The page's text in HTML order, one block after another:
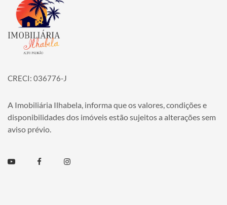
CRECI: 036776-J
A Imobiliária Ilhabela, informa que os valores, condições e
disponibilidades dos imóveis estão sujeitos a alterações sem
aviso prévio.
Youtube FacebookInstagram